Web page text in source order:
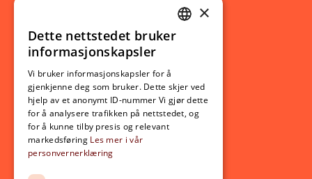
Ny student
Utveksling
Opptak
Lov- og regelverk
Aktuelt
Nyheter
NORWEGIAN
×
Dette nettstedet bruker
informasjonskapsler
Vi bruker informasjonskapsler for å
gjenkjenne deg som bruker. Dette skjer ved
hjelp av et anonymt ID-nummer Vi gjør dette
for å analysere trafikken på nettstedet, og
for å kunne tilby presis og relevant
markedsføring Les mer i vår
personvernerklæring